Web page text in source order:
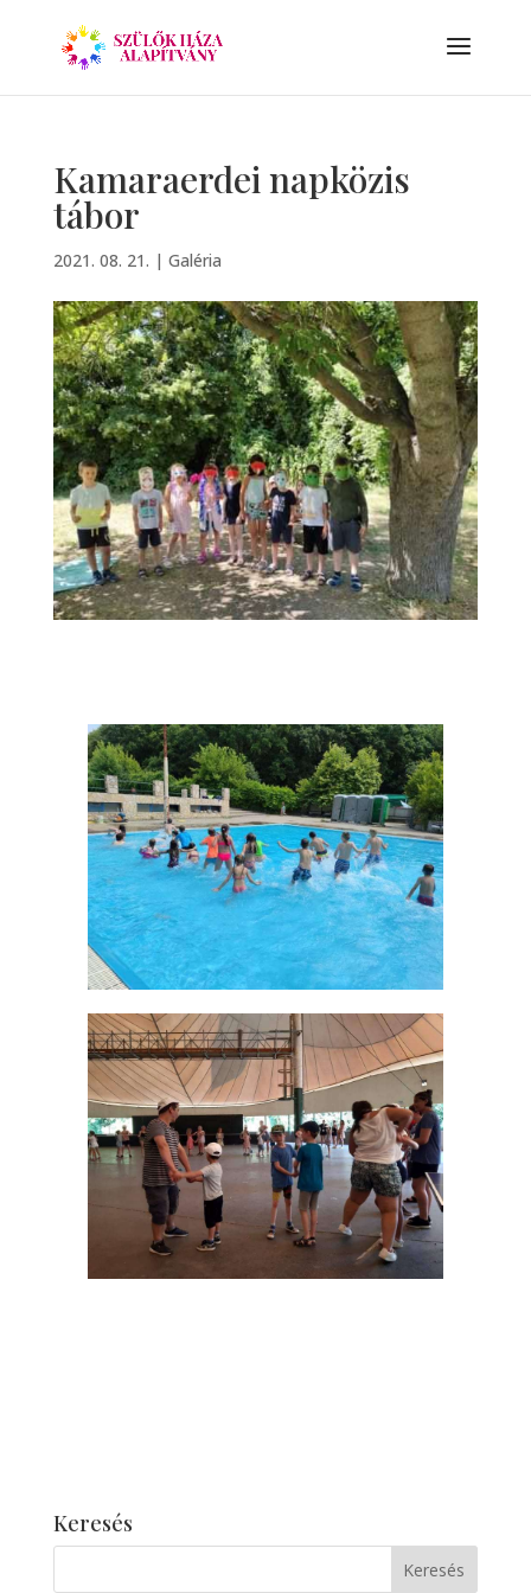
Kamaraerdei napközis
tábor
2021. 08. 21. | Galéria
Keresés